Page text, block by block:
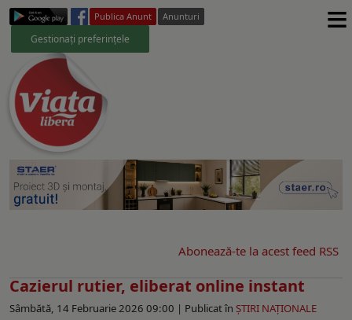
Publica Anunt Anunturi
Gestionați preferințele ≡
Abonează-te la acest feed RSS
Cazierul rutier, eliberat online instant
Sâmbătă, 14 Februarie 2026 09:00 | Publicat în ŞTIRI NAŢIONALE